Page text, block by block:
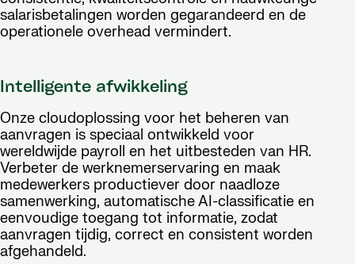
salarisbetalingen worden gegarandeerd en de
operationele overhead vermindert.
Intelligente afwikkeling
Onze cloudoplossing voor het beheren van
aanvragen is speciaal ontwikkeld voor
wereldwijde payroll en het uitbesteden van HR.
Verbeter de werknemerservaring en maak
medewerkers productiever door naadloze
samenwerking, automatische AI-classificatie en
eenvoudige toegang tot informatie, zodat
aanvragen tijdig, correct en consistent worden
afgehandeld.